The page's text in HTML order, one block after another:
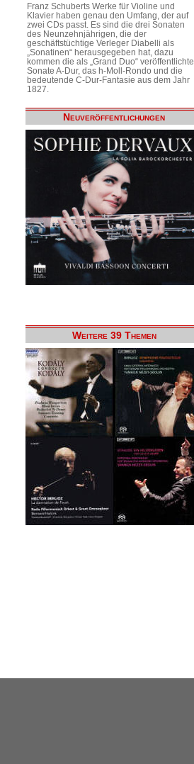
Franz Schuberts Werke für Violine und
Klavier haben genau den Umfang, der auf
zwei CDs passt. Es sind die drei Sonaten
des Neunzehnjährigen, die der
geschäftstüchtige Verleger Diabelli als
„Sonatinen“ herausgegeben hat, dazu
kommen die als „Grand Duo“ veröffentlichte
Sonate A-Dur, das h-Moll-Rondo und die
bedeutende C-Dur-Fantasie aus dem Jahr
1827.
Neuveröffentlichungen
Weitere 39 Themen